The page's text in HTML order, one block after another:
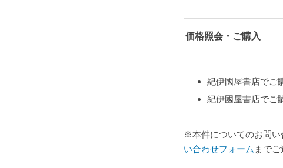
価格照会・ご購入
紀伊國屋書店でご
紀伊國屋書店でご
※本件についてのお問い
い合わせフォーム までご